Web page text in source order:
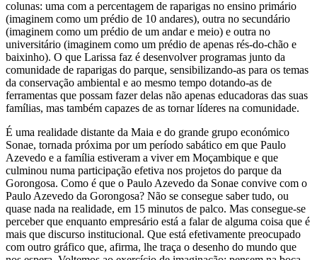
colunas: uma com a percentagem de raparigas no ensino primário
(imaginem como um prédio de 10 andares), outra no secundário
(imaginem como um prédio de um andar e meio) e outra no
universitário (imaginem como um prédio de apenas rés-do-chão e
baixinho). O que Larissa faz é desenvolver programas junto da
comunidade de raparigas do parque, sensibilizando-as para os temas
da conservação ambiental e ao mesmo tempo dotando-as de
ferramentas que possam fazer delas não apenas educadoras das suas
famílias, mas também capazes de as tornar líderes na comunidade.
É uma realidade distante da Maia e do grande grupo económico
Sonae, tornada próxima por um período sabático em que Paulo
Azevedo e a família estiveram a viver em Moçambique e que
culminou numa participação efetiva nos projetos do parque da
Gorongosa. Como é que o Paulo Azevedo da Sonae convive com o
Paulo Azevedo da Gorongosa? Não se consegue saber tudo, ou
quase nada na realidade, em 15 minutos de palco. Mas consegue-se
perceber que enquanto empresário está a falar de alguma coisa que é
mais que discurso institucional. Que está efetivamente preocupado
com outro gráfico que, afirma, lhe traça o desenho do mundo que